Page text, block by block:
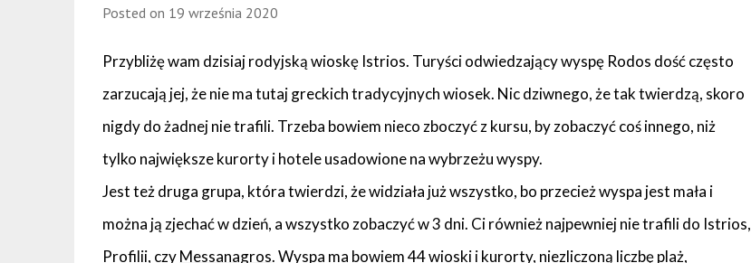
Posted on 19 września 2020
Przybliżę wam dzisiaj rodyjską wioskę Istrios. Turyści odwiedzający wyspę Rodos dość często
zarzucają jej, że nie ma tutaj greckich tradycyjnych wiosek. Nic dziwnego, że tak twierdzą, skoro
nigdy do żadnej nie trafili. Trzeba bowiem nieco zboczyć z kursu, by zobaczyć coś innego, niż
tylko największe kurorty i hotele usadowione na wybrzeżu wyspy.
Jest też druga grupa, która twierdzi, że widziała już wszystko, bo przecież wyspa jest mała i
można ją zjechać w dzień, a wszystko zobaczyć w 3 dni. Ci również najpewniej nie trafili do Istrios,
Profilii, czyMessanagros. Wyspa ma bowiem 44 wioski i kurorty, niezliczoną liczbę plaż,